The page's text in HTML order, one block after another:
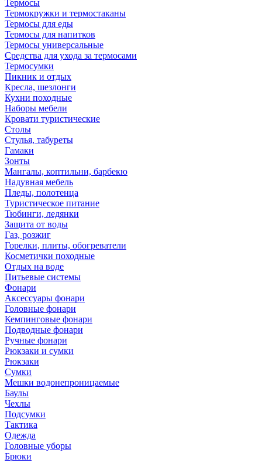
Термосы
Термокружки и термостаканы
Термосы для еды
Термосы для напитков
Термосы универсальные
Средства для ухода за термосами
Термосумки
Пикник и отдых
Кресла, шезлонги
Кухни походные
Наборы мебели
Кровати туристические
Столы
Стулья, табуреты
Гамаки
Зонты
Мангалы, коптильни, барбекю
Надувная мебель
Пледы, полотенца
Туристическое питание
Тюбинги, ледянки
Защита от воды
Газ, розжиг
Горелки, плиты, обогреватели
Косметички походные
Отдых на воде
Питьевые системы
Фонари
Аксессуары фонари
Головные фонари
Кемпинговые фонари
Подводные фонари
Ручные фонари
Рюкзаки и сумки
Рюкзаки
Сумки
Мешки водонепроницаемые
Баулы
Чехлы
Подсумки
Тактика
Одежда
Головные уборы
Брюки